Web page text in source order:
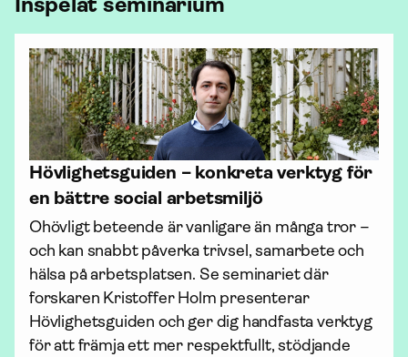
Hövlighetsguiden – konkreta verktyg för
en bättre social arbetsmiljö
Ohövligt beteende är vanligare än många tror –
och kan snabbt påverka trivsel, sam­arbete och
hälsa på arbetsplatsen. Se seminariet där
forskaren Kristoffer Holm presenterar
Hövlighetsguiden och ger dig handfasta verktyg
för att främja ett mer respektfullt, stödjande